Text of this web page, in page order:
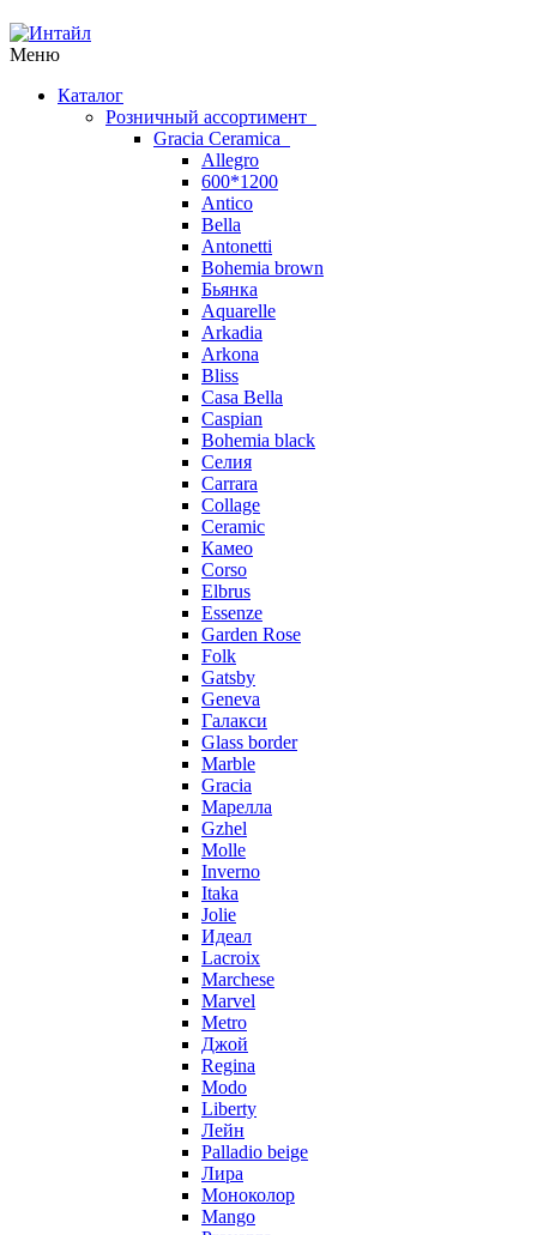
Меню
Каталог
Розничный ассортимент
Gracia Ceramica
Allegro
600*1200
Antico
Bella
Antonetti
Bohemia brown
Бьянка
Aquarelle
Arkadia
Arkona
Bliss
Casa Bella
Caspian
Bohemia black
Селия
Carrara
Collage
Ceramic
Камео
Corso
Elbrus
Essenze
Garden Rose
Folk
Gatsby
Geneva
Галакси
Glass border
Marble
Gracia
Марелла
Gzhel
Molle
Inverno
Itaka
Jolie
Идеал
Lacroix
Marchese
Marvel
Metro
Джой
Regina
Modo
Liberty
Лейн
Palladio beige
Лира
Моноколор
Mango